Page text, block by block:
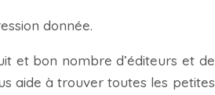
donnée.
et bon nombre d’éditeurs et de
aide à trouver toutes les petites